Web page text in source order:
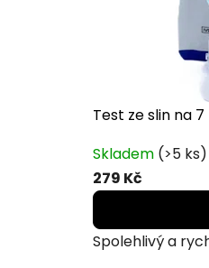
Test ze slin na
hodnocení
produktu
5,0
Skladem (>5 ks)
279 Kč
Spolehlivý a